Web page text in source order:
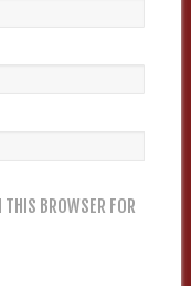
BROWSER FOR